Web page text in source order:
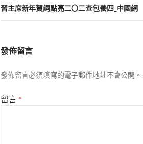
覽
習主席新年賀詞點亮二〇二查包養四_中國網
發佈留言
發佈留言必須填寫的電子郵件地址不會公開。
留言 *